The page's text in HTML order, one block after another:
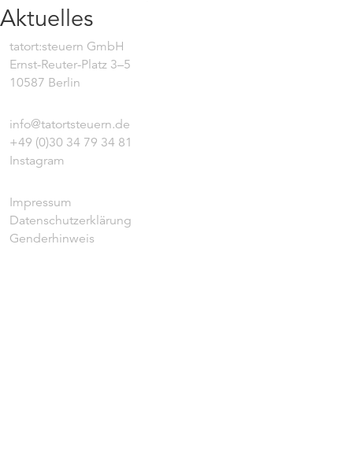
Aktuelles
tatort:steuern GmbH
Ernst-Reuter-Platz 3–5
10587 Berlin
info@tatortsteuern.de
+49 (0)30 34 79 34 81
Instagram
Impressum
Datenschutzerklärung
Genderhinweis